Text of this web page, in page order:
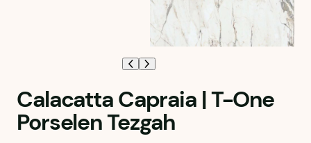
Calacatta Capraia | T-One
Porselen Tezgah